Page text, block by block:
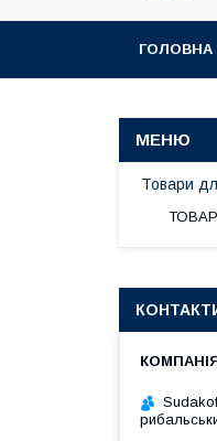
ГОЛОВНА
Товари